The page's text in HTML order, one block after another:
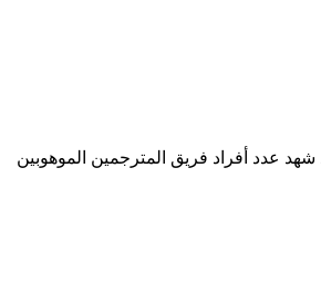
عدد أفراد فريق المترجمين الموهوبين